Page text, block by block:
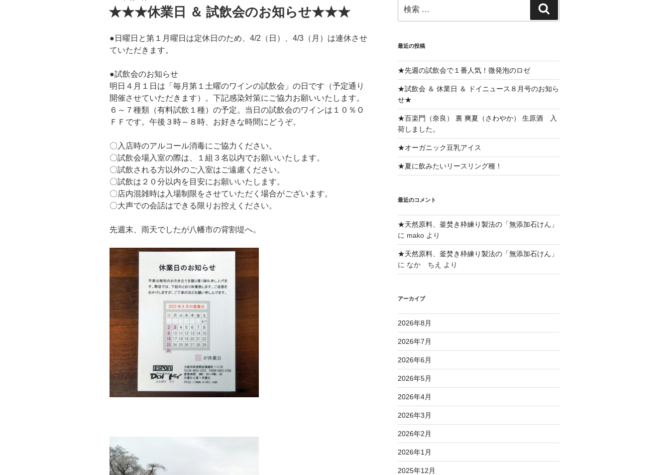
稿
日:
★★★休業日 ＆ 試飲会のお知らせ★★★
●日曜日と第１月曜日は定休日のため、4/2（日）、4/3（月）は連休させ
ていただきます。
●試飲会のお知らせ
明日４月１日は「毎月第１土曜のワインの試飲会」の日です（予定通り
開催させていただきます）。下記感染対策にご協力お願いいたします。
６～７種類（有料試飲１種）の予定。当日の試飲会のワインは１０％Ｏ
ＦＦです。午後３時～８時、お好きな時間にどうぞ。
〇入店時のアルコール消毒にご協力ください。
〇試飲会場入室の際は、１組３名以内でお願いいたします。
〇試飲される方以外のご入室はご遠慮ください。
〇試飲は２０分以内を目安にお願いいたします。
〇店内混雑時は入場制限をさせていただく場合がございます。
〇大声での会話はできる限りお控えください。
先週末、雨天でしたが八幡市の背割堤へ。
索:
索
最近の投稿
★先週の試飲会で１番人気！微発泡のロゼ
★試飲会 ＆ 休業日 ＆ ドイニュース８月号のお知ら
せ★
★百楽門（奈良） 裏 爽夏（さわやか） 生原酒 入
荷しました。
★オーガニック豆乳アイス
★夏に飲みたいリースリング種！
最近のコメント
★天然原料、釜焚き枠練り製法の「無添加石けん」
に makoより
★天然原料、釜焚き枠練り製法の「無添加石けん」
に なか ちえ より
アーカイブ
2026年8月
2026年7月
2026年6月
2026年5月
2026年4月
2026年3月
2026年2月
2026年1月
2025年12月